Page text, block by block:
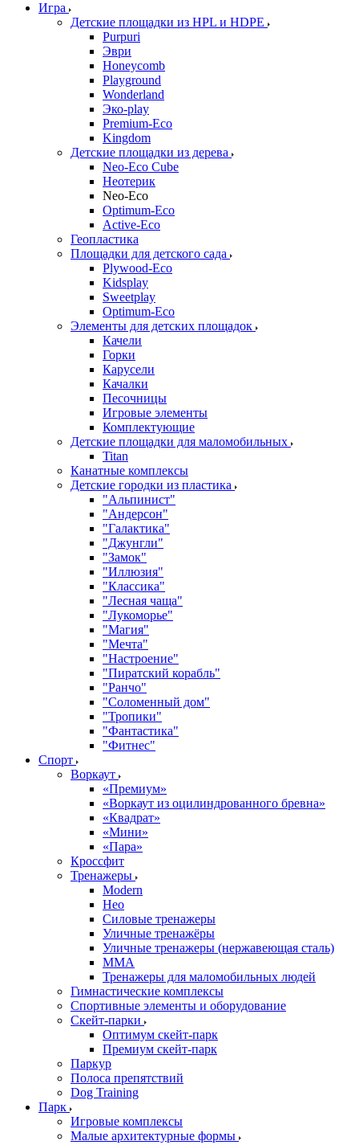
Игра
Детские площадки из HPL и HDPE
Purpuri
Эври
Honeycomb
Playground
Wonderland
Эко-play
Premium-Eco
Kingdom
Детские площадки из дерева
Neo-Eco Cube
Неотерик
Neo-Eco
Оptimum-Еco
Active-Eco
Геопластика
Площадки для детского сада
Plywood-Eco
Kidsplay
Sweetplay
Оptimum-Еco
Элементы для детских площадок
Качели
Горки
Карусели
Качалки
Песочницы
Игровые элементы
Комплектующие
Детские площадки для маломобильных
Titan
Канатные комплексы
Детские городки из пластика
"Альпинист"
"Андерсон"
"Галактика"
"Джунгли"
"Замок"
"Иллюзия"
"Классика"
"Лесная чаща"
"Лукоморье"
"Магия"
"Мечта"
"Настроение"
"Пиратский корабль"
"Ранчо"
"Соломенный дом"
"Тропики"
"Фантастика"
"Фитнес"
Спорт
Воркаут
«Премиум»
«Воркаут из оцилиндрованного бревна»
«Квадрат»
«Мини»
«Пара»
Кроссфит
Тренажеры
Modern
Нео
Силовые тренажеры
Уличные тренажёры
Уличные тренажеры (нержавеющая сталь)
ММА
Тренажеры для маломобильных людей
Гимнастические комплексы
Спортивные элементы и оборудование
Скейт-парки
Оптимум скейт-парк
Премиум скейт-парк
Паркур
Полоса препятствий
Dog Training
Парк
Игровые комплексы
Малые архитектурные формы